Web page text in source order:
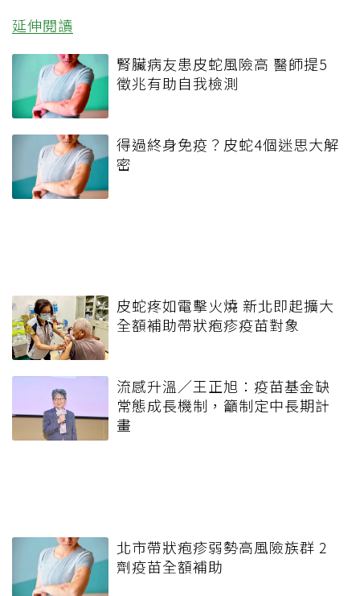
延伸閱讀
腎臟病友患皮蛇風險高 醫師提5
徵兆有助自我檢測
得過終身免疫？皮蛇4個迷思大解
密
皮蛇疼如電擊火燒 新北即起擴大
全額補助帶狀疱疹疫苗對象
流感升溫／王正旭：疫苗基金缺
常態成長機制，籲制定中長期計
畫
北市帶狀疱疹弱勢高風險族群 2
劑疫苗全額補助